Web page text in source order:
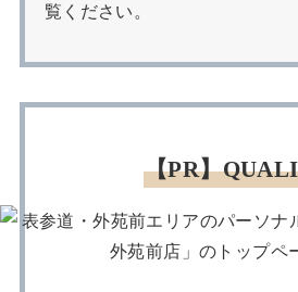
覧ください。
【PR】